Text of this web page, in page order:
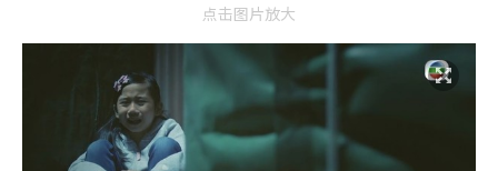
点击图片放大